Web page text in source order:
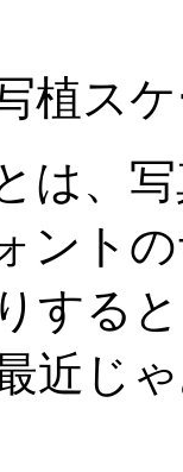
植ス
は、
ント
する
近じ